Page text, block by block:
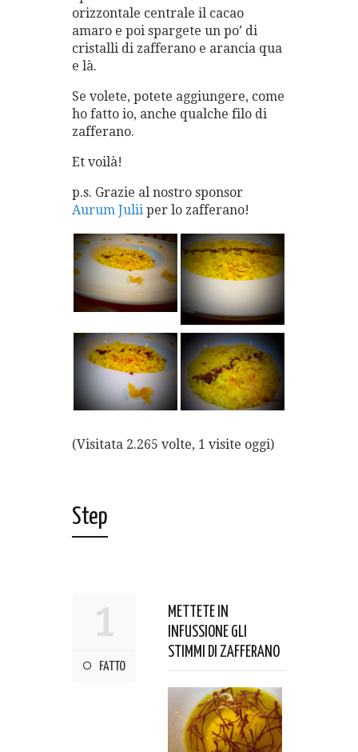
orizzontale centrale il cacao
amaro e poi spargete un po’ di
cristalli di zafferano e arancia qua
e là.
Se volete, potete aggiungere, come
ho fatto io, anche qualche filo di
zafferano.
Et voilà!
p.s. Grazie al nostro sponsor
Aurum Julii per lo zafferano!
(Visitata 2.265 volte, 1 visite oggi)
Step
1
FATTO
METTETE IN
INFUSSIONE GLI
STIMMI DI ZAFFERANO